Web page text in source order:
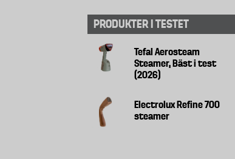
PRODUKTER I TESTET
Tefal Aerosteam
Steamer, Bäst i test
(2026)
Electrolux Refine 700
steamer